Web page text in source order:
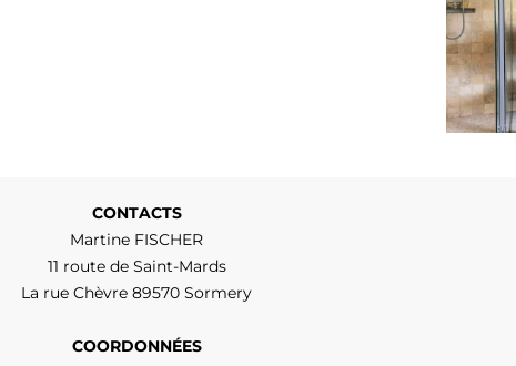
CONTACTS
Martine FISCHER
11 route de Saint-Mards
La rue Chèvre 89570 Sormery
COORDONNÉES